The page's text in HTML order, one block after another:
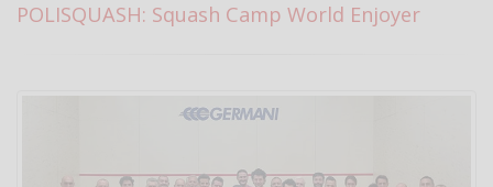
POLISQUASH: Squash Camp World Enjoyer